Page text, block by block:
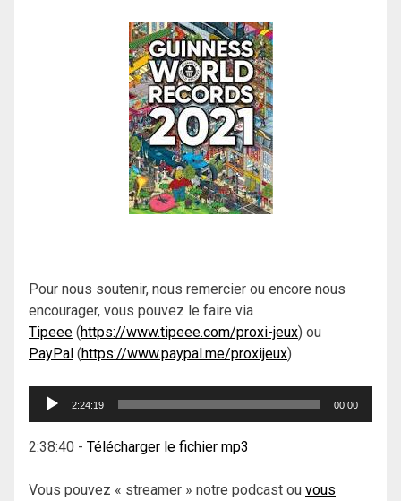
Pour nous soutenir, nous remercier ou encore nous
encourager, vous pouvez le faire via
Tipeee (https://www.tipeee.com/proxi-jeux) ou
PayPal (https://www.paypal.me/proxijeux)
Lecteur
2:24:19 00:00
2:38:40 - Télécharger le fichier mp3
Vous pouvez « streamer » notre podcast ou vous